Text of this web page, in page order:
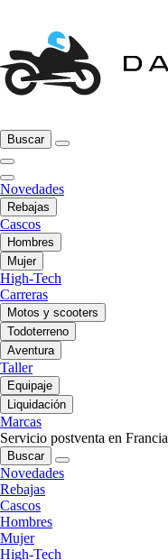
Buscar
Novedades
Rebajas
Cascos
Hombres
Mujer
High-Tech
Carreras
Motos y scooters
Todoterreno
Aventura
Taller
Equipaje
Liquidación
Marcas
Servicio postventa en Francia
Buscar
Novedades
Rebajas
Cascos
Hombres
Mujer
High-Tech